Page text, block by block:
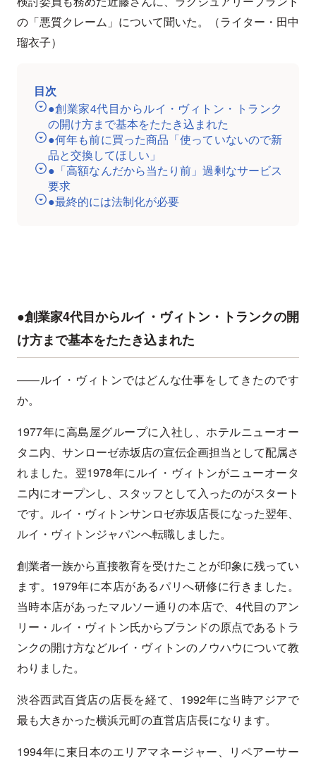
の「悪質クレーム」について聞いた。（ライター・田中
瑠衣子）
目次
●創業家4代目からルイ・ヴィトン・トランク
の開け方まで基本をたたき込まれた
●何年も前に買った商品「使っていないので新
品と交換してほしい」
●「高額なんだから当たり前」過剰なサービス
要求
●最終的には法制化が必要
●創業家4代目からルイ・ヴィトン・トランクの開
け方まで基本をたたき込まれた
――ルイ・ヴィトンではどんな仕事をしてきたのです
か。
1977年に高島屋グループに入社し、ホテルニューオー
タニ内、サンローゼ赤坂店の宣伝企画担当として配属さ
れました。翌1978年にルイ・ヴィトンがニューオータ
ニ内にオープンし、スタッフとして入ったのがスタート
です。ルイ・ヴィトンサンロゼ赤坂店長になった翌年、
ルイ・ヴィトンジャパンへ転職しました。
創業者一族から直接教育を受けたことが印象に残ってい
ます。1979年に本店があるパリへ研修に行きました。
当時本店があったマルソー通りの本店で、4代目のアン
リー・ルイ・ヴィトン氏からブランドの原点であるトラ
ンクの開け方などルイ・ヴィトンのノウハウについて教
わりました。
渋谷西武百貨店の店長を経て、1992年に当時アジアで
最も大きかった横浜元町の直営店店長になります。
1994年に東日本のエリアマネージャー、リペアーサー